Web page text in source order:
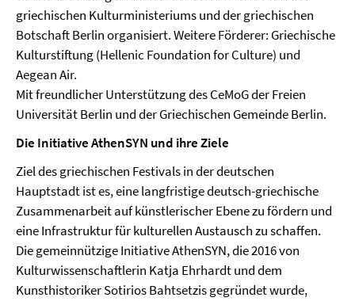
griechischen Kulturministeriums und der griechischen
Botschaft Berlin organisiert. Weitere Förderer: Griechische
Kulturstiftung (Hellenic Foundation for Culture) und
Aegean Air.
Mit freundlicher Unterstützung des CeMoG der Freien
Universität Berlin und der Griechischen Gemeinde Berlin.
Die InitiativeAthenSYN und ihre Ziele
Ziel des griechischen Festivals in der deutschen
Hauptstadt ist es, eine langfristige deutsch-griechische
Zusammenarbeit auf künstlerischer Ebene zu fördern und
eine Infrastruktur für kulturellen Austausch zu schaffen.
Die gemeinnützige Initiative AthenSYN, die 2016 von
Kulturwissenschaftlerin Katja Ehrhardt und dem
Kunsthistoriker Sotirios Bahtsetzis gegründet wurde,